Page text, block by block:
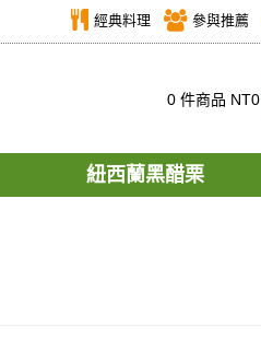
經典料理 參與推薦
0 件商品 NT0
紐西蘭黑醋栗